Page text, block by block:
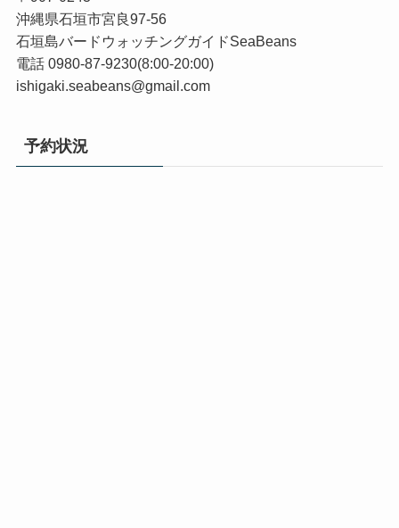
沖縄県石垣市宮良97-56
石垣島バードウォッチングガイドSeaBeans
電話 0980-87-9230(8:00-20:00)
ishigaki.seabeans@gmail.com
予約状況